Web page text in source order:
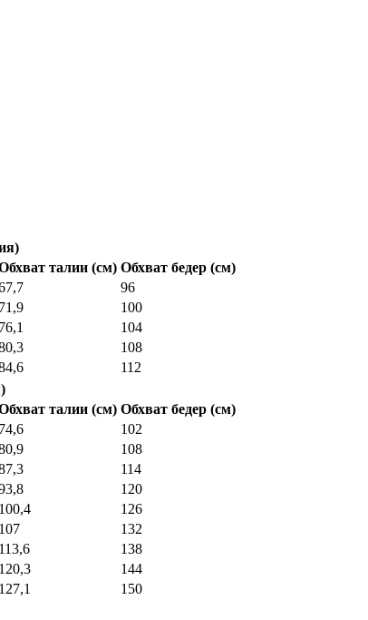
талии (см) Обхват бедер (см)
96
71,9
100
76,1
104
108
112
талии (см) Обхват бедер (см)
74,6
102
108
114
120
100,4
126
107
132
113,6
138
120,3
144
127,1
150